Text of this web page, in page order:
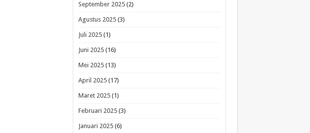
September 2025(2)
Agustus 2025(3)
Juli 2025(1)
Juni 2025(16)
Mei 2025(13)
April 2025(17)
Maret 2025(1)
Februari 2025(3)
Januari 2025(6)